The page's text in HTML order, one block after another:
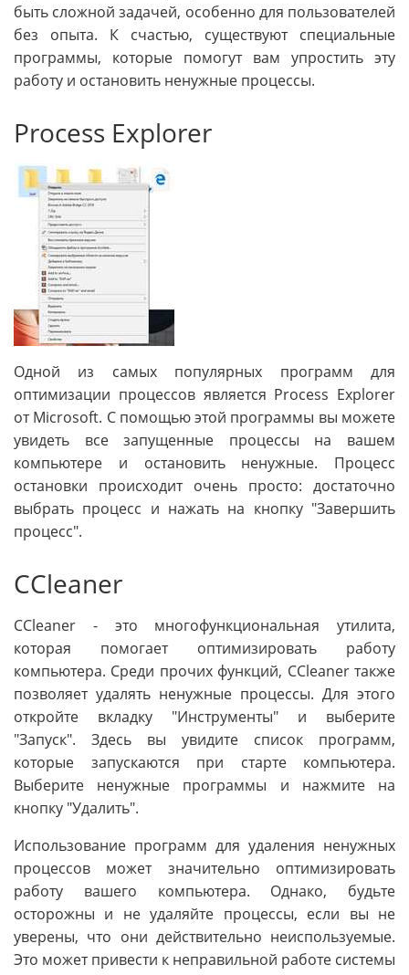
быть сложной задачей, особенно для пользователей
без опыта. К счастью, существуют специальные
программы, которые помогут вам упростить эту
работу и остановить ненужные процессы.
Process Explorer
Одной из самых популярных программ для
оптимизации процессов является Process Explorer
от Microsoft. С помощью этой программы вы можете
увидеть все запущенные процессы на вашем
компьютере и остановить ненужные. Процесс
остановки происходит очень просто: достаточно
выбрать процесс и нажать на кнопку "Завершить
процесс".
CCleaner
CCleaner - это многофункциональная утилита,
которая помогает оптимизировать работу
компьютера. Среди прочих функций, CCleaner также
позволяет удалять ненужные процессы. Для этого
откройте вкладку "Инструменты" и выберите
"Запуск". Здесь вы увидите список программ,
которые запускаются при старте компьютера.
Выберите ненужные программы и нажмите на
кнопку "Удалить".
Использование программ для удаления ненужных
процессов может значительно оптимизировать
работу вашего компьютера. Однако, будьте
осторожны и не удаляйте процессы, если вы не
уверены, что они действительно неиспользуемые.
Это может привести к неправильной работе системы